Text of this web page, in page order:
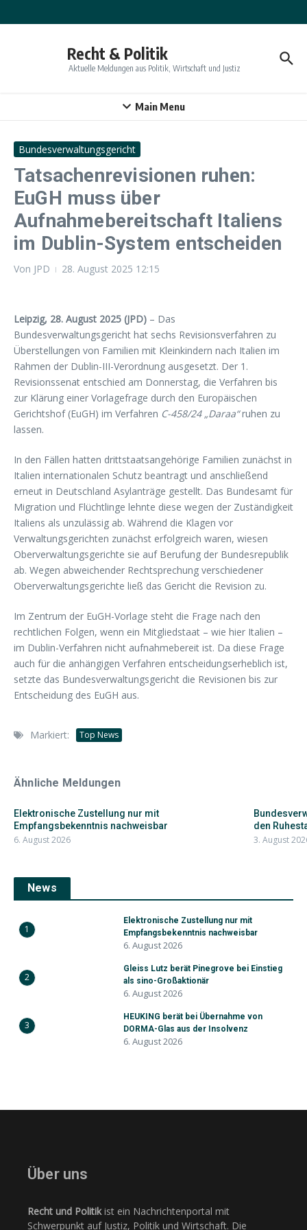
Recht & Politik
Aktuelle Meldungen aus Politik, Wirtschaft und Justiz
Main Menu
Bundesverwaltungsgericht
Tatsachenrevisionen ruhen:
EuGH muss über
Aufnahmebereitschaft Italiens
im Dublin-System entscheiden
Von JPD 28. August 2025 12:15
Leipzig, 28. August 2025 (JPD) – Das
Bundesverwaltungsgericht hat sechs Revisionsverfahren zu
Überstellungen von Familien mit Kleinkindern nach Italien im
Rahmen der Dublin-III-Verordnung ausgesetzt. Der 1.
Revisionssenat entschied am Donnerstag, die Verfahren bis
zur Klärung einer Vorlagefrage durch den Europäischen
Gerichtshof (EuGH) im Verfahren C-458/24 „Daraa“ruhen zu
lassen.
In den Fällen hatten drittstaatsangehörige Familien zunächst in
Italien internationalen Schutz beantragt und anschließend
erneut in Deutschland Asylanträge gestellt. Das Bundesamt für
Migration und Flüchtlinge lehnte diese wegen der Zuständigkeit
Italiens als unzulässig ab. Während die Klagen vor
Verwaltungsgerichten zunächst erfolgreich waren, wiesen
Oberverwaltungsgerichte sie auf Berufung der Bundesrepublik
ab. Wegen abweichender Rechtsprechung verschiedener
Oberverwaltungsgerichte ließ das Gericht die Revision zu.
Im Zentrum der EuGH-Vorlage steht die Frage nach den
rechtlichen Folgen, wenn ein Mitgliedstaat – wie hier Italien –
im Dublin-Verfahren nicht aufnahmebereit ist. Da diese Frage
auch für die anhängigen Verfahren entscheidungserheblich ist,
setzte das Bundesverwaltungsgericht die Revisionen bis zur
Entscheidung des EuGH aus.
Markiert: Top News
Ähnliche Meldungen
Elektronische Zustellung nur mit
Empfangsbekenntnis nachweisbar
6. August 2026
den
3. August
News
1
Elektronische Zustellung nur mit
Empfangsbekenntnis nachweisbar
6. August 2026
2
Gleiss Lutz berät Pinegrove bei Einstieg
als sino-Großaktionär
6. August 2026
3
HEUKING berät bei Übernahme von
DORMA-Glas aus der Insolvenz
6. August 2026
Über uns
Recht und Politikist ein Nachrichtenportal mit
Schwerpunkt auf Justiz, Politik und Wirtschaft. Die